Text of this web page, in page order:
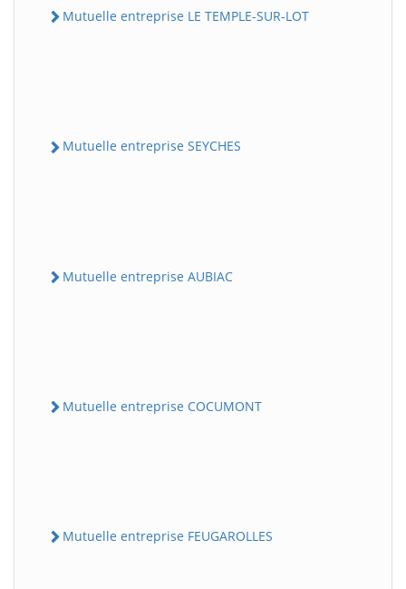
Mutuelle entreprise LE TEMPLE-SUR-LOT
Mutuelle entreprise SEYCHES
Mutuelle entreprise AUBIAC
Mutuelle entreprise COCUMONT
Mutuelle entreprise FEUGAROLLES